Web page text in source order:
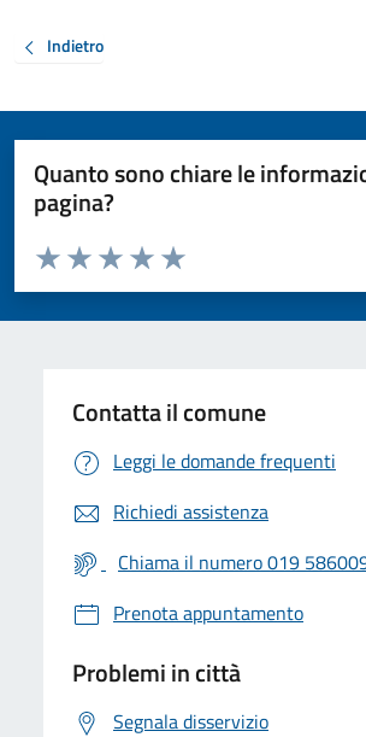
Indietro
Quanto sono chiare le
pagina?
Valuta da 1 a 5 stelle la pagina
Valuta 5 stelle su 5
Valuta 4 stelle su 5
Valuta 3 stelle su 5
Valuta 2 stelle su 5
Valuta 1 stelle su 5
Contatta il comune
Leggi le domande frequenti
Richiedi assistenza
Chiama il numero 019
Prenota appuntamento
Problemi in città
Segnala disservizio